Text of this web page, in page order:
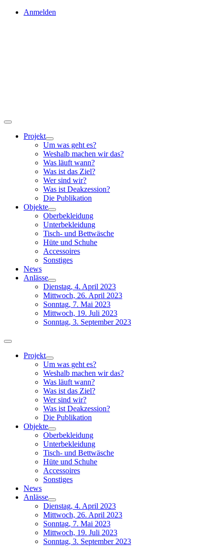
Skip
Anmelden
Toggle
Navigation
Projekt
Um was geht es?
Weshalb machen wir das?
Was läuft wann?
Was ist das Ziel?
Wer sind wir?
Was ist Deakzession?
Die Publikation
Objekte
Oberbekleidung
Unterbekleidung
Tisch- und Bettwäsche
Hüte und Schuhe
Accessoires
Sonstiges
News
Anlässe
Dienstag, 4. April 2023
Mittwoch, 26. April 2023
Sonntag, 7. Mai 2023
Mittwoch, 19. Juli 2023
Sonntag, 3. September 2023
Toggle
Navigation
Projekt
Um was geht es?
Weshalb machen wir das?
Was läuft wann?
Was ist das Ziel?
Wer sind wir?
Was ist Deakzession?
Die Publikation
Objekte
Oberbekleidung
Unterbekleidung
Tisch- und Bettwäsche
Hüte und Schuhe
Accessoires
Sonstiges
News
Anlässe
Dienstag, 4. April 2023
Mittwoch, 26. April 2023
Sonntag, 7. Mai 2023
Mittwoch, 19. Juli 2023
Sonntag, 3. September 2023